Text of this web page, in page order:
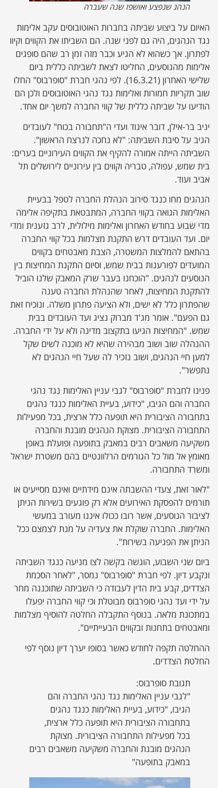
הנהג שנפצע ואושפז שנה שעברה
האיום על ביצוע שביתה בחברות האוטובוסים עקב אלימות
נגד הנהגים, היה גם לפני שנה. הם השביתו את הקווים וקיוו
לפתרון. אך כשהוא לא הגיע וכבר מזה זמן רב שהם סופגים
אלימות מהנוסעים, החליטו לצאת לשביתה כללית ביום
שלישי האחרון (16.3.21). לפי נהגי חברת "סופרבוס" החלו
שוב תקריות חמורות ואלימות נגד נהגי האוטובוסים ולכן הם
הודיעו על שביתה כללית של קווי החברה למשך יום אחד.
יניב בר-אילן, דובר איגוד ועדי ה"תחבורה בכוח" לעובדים
הגיב על סיבת השביתה: "לא נחכה לנרצח הראשון".
השביתה הייתה אמורה להקיף את הקווים העירוניים בערים:
בית שמש, עפולה, טבריה וקווים בין עירוניים לירושלים תל
אביב ועוד.
הנהגים מחו כנגד סירוב הנהלת החברה לטפל בבעיית
האלימות הגואה בקווי החברה, המתבטאת בתקיפה אלימה
מדי שבוע בחודש האחרון ואלימות מילולית, לרב גזענית ומדי
יום. ועד העובדים דרש התקנת מצלמות בכל קווי החברה
בהתאם להמלצות המשטרה, הצבת מאבטחים בקווים
המועדים לפורענות בבית שמש, וסיום התקנת המחיצות בין
הנוסעים לנהגים. "הוכחנו בעבר שרק המאבק שלנו הוביל
להתקנת המחיצות, לאחר שהנהלת החברה טענה
שהפתרון כלל לא ישים, ולא הציעה פתרון משלה. ונוכיח זאת
גם הפעם". אומר מג'ד מברוק נציג ועד העובדים בבית
שמש. "המחיצות הגיעו בתקצוב מדינה ולא על ידי החברה.
ההנהלה שוב ושוב מבהירה שהיא לא מוכנה לשים שקל
למען חיי הנהגים, ושוב נזכיר לה שעל חיי הנהגים לא
נתפשר".
פנינו לחברת "סופרבוס" לגבי עניין האלימות נגד נהגי
החברה והם הגיבו, "כידוע, בעיית האלימות כנגד נהגים
בתחבורה הציבורית היא תופעה כלל ארצית, בכל מפעילות
התחבורה הציבורית. מצוקת הנהגים מובנת והחברה
משקיעה משאבים רבים במאבק בתופעה ופועלת באופן
מאומץ אל מול כל הגורמים הרלוונטיים בהם משטרת ישראל
ומשרד התחבורה.
"לאור זאת, צעדי ההשבתה אינם מידתיים ואינם מסייעים או
תורמים להפסקת האירועים אלא רק פוגעים בשירות הניתן
לציבור הנוסעים, אשר רובו ככולו איננו מעורב במעשי
האלימות. החברה שוקלת את צעדיה על מנת לצמצם ככל
הניתן את הפגיעה בשירות".
ביום שני השבוע, הוגשה בקשה לצו מניעה כנגד השביתה
ונקבע דיון. לפי חברת "סופרבוס" נמסר, "לאחר הסכמת
הצדדים, קבע בית הדין לעבודה כי השביתה שתוכננה מחר
על ידי ועד נהגי סופרבוס מבוטלת וכי קווי החברה יפעלו
במתכונת מלאה. בנוסף התקבלה החלטה להוסיף מצלמות
ומאבטחים בתחנות ובקווים הבעייתיים".
ההחלטה תקפה לחודש כאשר בסופו יערך דיון נוסף לפי
החלטת הצדדים.
תגובת סופרבוס:
"לגבי עניין האלימות נגד נהגי החברה והם
הגיבו, "כידוע, בעיית האלימות כנגד נהגים
בתחבורה הציבורית היא תופעה כלל ארצית,
בכל מפעילות התחבורה הציבורית. מצוקת
הנהגים מובנת והחברה משקיעה משאבים רבים
במאבק בתופעה"